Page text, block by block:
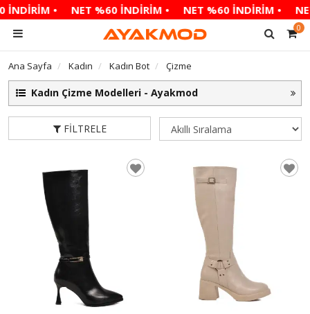
• NET %60 İNDİRİM • NET %60 İNDİRİM •
0
Ana Sayfa Kadın Kadın Bot Çizme
Kadın Çizme Modelleri - Ayakmod
FILTRELE